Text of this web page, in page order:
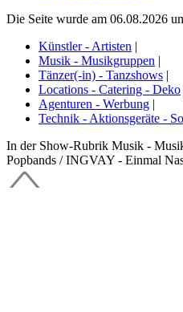
Die Seite wurde am 06.08.2026
Künstler - Artisten |
Musik - Musikgruppen |
Tänzer(-in) - Tanzshows |
Locations - Catering - Deko
Agenturen - Werbung |
Technik - Aktionsgeräte -
In der Show-Rubrik Musik -
Popbands / INGVAY - Einmal